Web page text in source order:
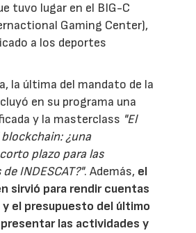
tuvo lugar en el BIG-C
Gaming Center),
a los deportes
la última del mandato de la
en su programa una
y la masterclass "El
¿una
plazo para las
INDESCAT?". Además, el
sirvió para rendir cuentas
el presupuesto del último
las actividades y